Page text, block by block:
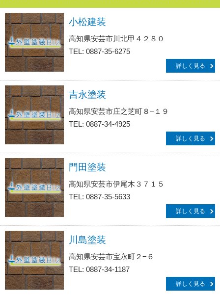
小松建装
高知県安芸市川北甲４２８０
TEL: 0887-35-6275
詳しく見る
吉永塗装
高知県安芸市庄之芝町８−１９
TEL: 0887-34-4925
詳しく見る
門田塗装
高知県安芸市伊尾木３７１５
TEL: 0887-35-5633
詳しく見る
川島塗装
高知県安芸市宝永町２−６
TEL: 0887-34-1187
詳しく見る